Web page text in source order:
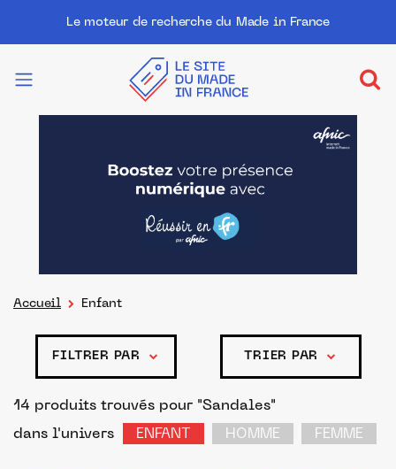
Le moteur de recherche du Made in France
Accueil Enfant
FILTRER PAR TRIER PAR
14 produits trouvés pour "Sandales"
dans l'univers
ENFANT HOMME FEMME